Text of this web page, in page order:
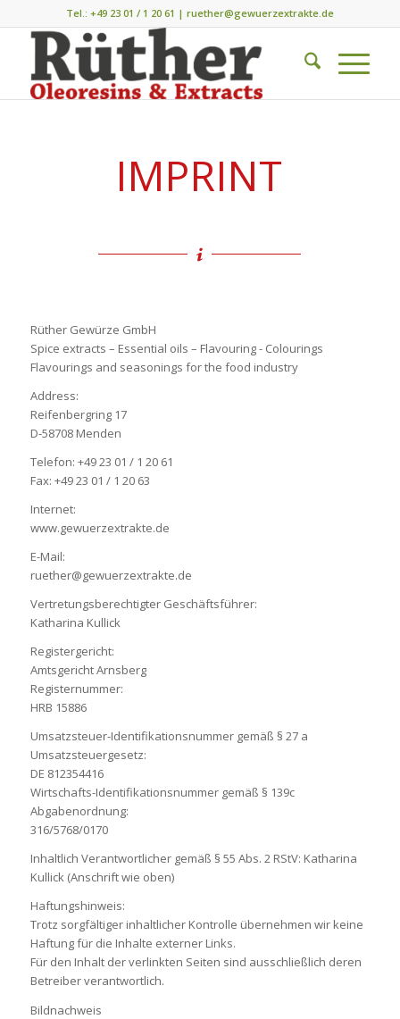
Tel.: +49 23 01 / 1 20 61 | ruether@gewuerzextrakte.de
IMPRINT
Rüther Gewürze GmbH
Spice extracts – Essential oils – Flavouring - Colourings
Flavourings and seasonings for the food industry
Address:
Reifenbergring 17
D-58708 Menden
Telefon: +49 23 01 / 1 20 61
Fax: +49 23 01 / 1 20 63
Internet:
www.gewuerzextrakte.de
E-Mail:
ruether@gewuerzextrakte.de
Vertretungsberechtigter Geschäftsführer:
Katharina Kullick
Registergericht:
Amtsgericht Arnsberg
Registernummer:
HRB 15886
Umsatzsteuer-Identifikationsnummer gemäß § 27 a
Umsatzsteuergesetz:
DE 812354416
Wirtschafts-Identifikationsnummer gemäß § 139c
Abgabenordnung:
316/5768/0170
Inhaltlich Verantwortlicher gemäß § 55 Abs. 2 RStV: Katharina
Kullick (Anschrift wie oben)
Haftungshinweis:
Trotz sorgfältiger inhaltlicher Kontrolle übernehmen wir keine
Haftung für die Inhalte externer Links.
Für den Inhalt der verlinkten Seiten sind ausschließlich deren
Betreiber verantwortlich.
Bildnachweis